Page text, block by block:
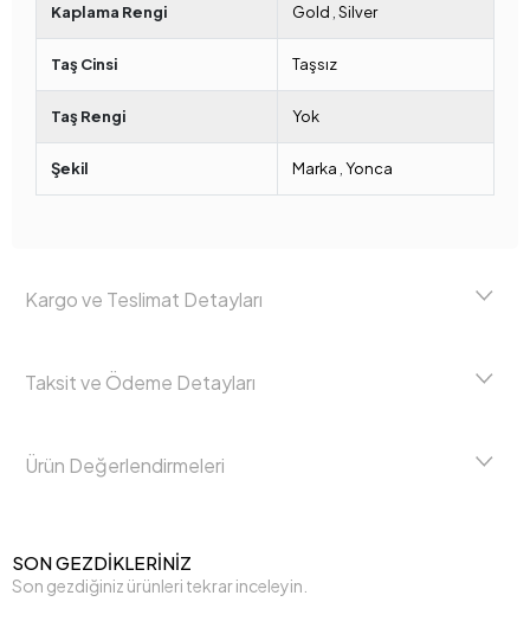
Kaplama Rengi Gold Silver
Taş Cinsi Taşsız
Taş Rengi Yok
Şekil Marka Yonca
Kargo ve Teslimat Detayları
Taksit ve Ödeme Detayları
Ürün Değerlendirmeleri
SON GEZDİKLERİNİZ
Son gezdiğiniz ürünleri tekrar inceleyin.